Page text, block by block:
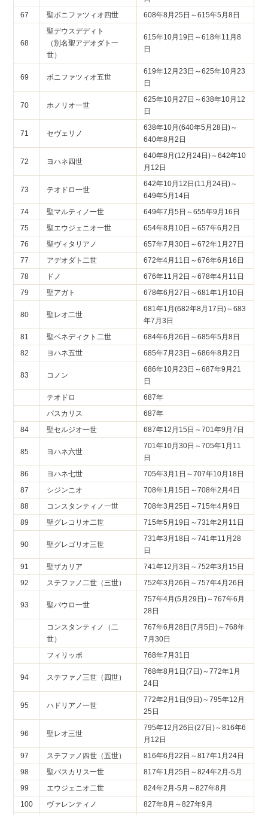
67
聖ボニファツィオ四世 608年8月25日～615年5月8日
68
聖デウスデディト
（別名聖アデオダト一
世）
615年10月19日～618年11月8
日
69 ボニファツィオ五世
619年12月23日～625年10月23
日
70 ホノリオ一世
625年10月27日～638年10月12
日
71 セヴェリノ
638年10月(640年5月28日)～
640年8月2日
72 ヨハネ四世
640年8月(12月24日)～642年10
月12日
73 テオドロ一世
642年10月12日(11月24日)～
649年5月14日
74
聖マルティノ一世
649年7月5日～655年9月16日
75
聖エウジェニオ一世
654年8月10日～657年6月2日
76
聖ヴィタリアノ
657年7月30日～672年1月27日
77
アデオダト二世
672年4月11日～676年6月16日
78
ドノ
676年11月2日～678年4月11日
79
聖アガト 678年6月27日～681年1月10日
80 聖レオ二世
681年1月(682年8月17日)～683
年7月3日
81
聖ベネディクト二世
684年6月26日～685年5月8日
82
ヨハネ五世 685年7月23日～686年8月2日
83 コノン
686年10月23日～687年9月21
日
テオドロ
687年
パスカリス
687年
84
聖セルジオ一世 687年12月15日～701年9月7日
85 ヨハネ六世
701年10月30日～705年1月11
日
86
ヨハネ七世
705年3月1日～707年10月18日
87
シジンニオ
708年1月15日～708年2月4日
88
コンスタンティノ一世
708年3月25日～715年4月9日
89
聖グレコリオ二世 715年5月19日～731年2月11日
90 聖グレゴリオ三世
731年3月18日～741年11月28
日
91
聖ザカリア
741年12月3日～752年3月15日
92
ステファノ二世（三世） 752年3月26日～757年4月26日
93 聖パウロ一世
757年4月(5月29日)～767年6月
28日
コンスタンティノ（二
世）
767年6月28日(7月5日)～768年
7月30日
フィリッポ
768年7月31日
94 ステファノ三世（四世）
768年8月1日(7日)～772年1月
24日
95 ハドリアノ一世
772年2月1日(9日)～795年12月
25日
96 聖レオ三世
795年12月26日(27日)～816年6
月12日
97
ステファノ四世（五世）
816年6月22日～817年1月24日
98
聖パスカリス一世
817年1月25日～824年2月-5月
99
エウジェニオ二世
824年2月-5月～827年8月
100
ヴァレンティノ 827年8月～827年9月